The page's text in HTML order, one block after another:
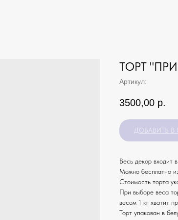
ТОРТ
Артикул:
3500,00 р.
ДОБАВИТЬ В
Весь декор входит
Можно бесплатно
Стоимость торта
При выборе веса
весом 1 кг хватит
Торт упакован в